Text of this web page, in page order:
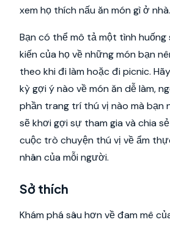
xem họ thích nấu ăn món gì ở nhà.
Bạn có thể mô tả một tình huống
kiến của họ về những món bạn
theo khi đi làm hoặc đi picnic.
kỳ gợi ý nào về món ăn dễ làm,
phần trang trí thú vị nào mà bạn
sẽ khơi gợi sự tham gia và chia
cuộc trò chuyện thú vị về ẩm
nhân của mỗi người.
Sở thích
Khám phá sâu hơn về đam mê